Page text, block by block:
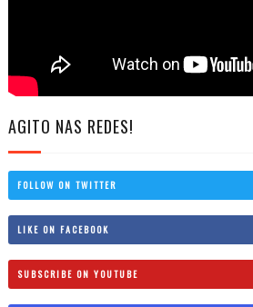
AGITO NAS REDES!
FOLLOW ON TWITTER
LIKE ON FACEBOOK
SUBSCRIBE ON YOUTUBE